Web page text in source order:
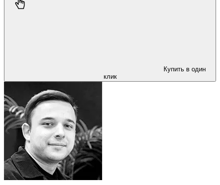
Купить в один
клик